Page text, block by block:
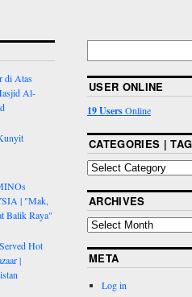
di Atas
Al-
| "Mak,
Balik Raya"
Hot
|
USER ONLINE
19 UsersOnline
CATEGORIES |
ARCHIVES
META
Log in